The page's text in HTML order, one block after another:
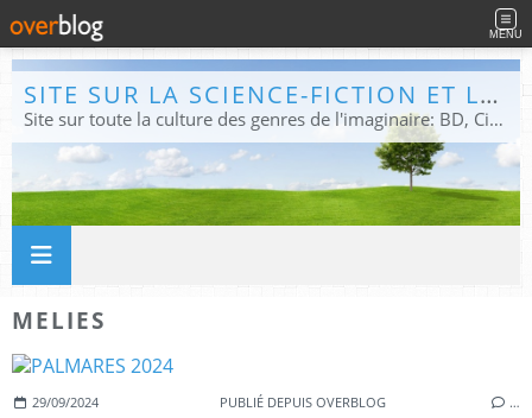
MENU
SITE SUR LA SCIENCE-FICTION ET LE FANTASTIQUE
Site sur toute la culture des genres de l'imaginaire: BD, Cinéma, Livre, Jeux, Théâtre. Présent dans les principaux festivals de film fantastique e de science-fiction, salons et conventions.
MELIES
29/09/2024 PUBLIÉ DEPUIS OVERBLOG …